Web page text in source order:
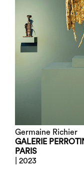
Germaine Richier
GALERIE
PARIS
| 2023